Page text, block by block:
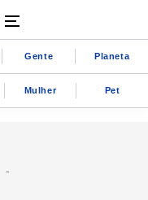
Gente Planeta
Mulher Pet